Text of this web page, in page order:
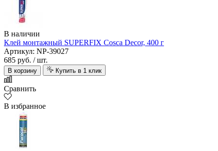
В наличии
Клей монтажный SUPERFIX Cosca Decor, 400 г
Артикул: NP-39027
685 руб. / шт.
В корзину Купить в 1 клик
Сравнить
В избранное